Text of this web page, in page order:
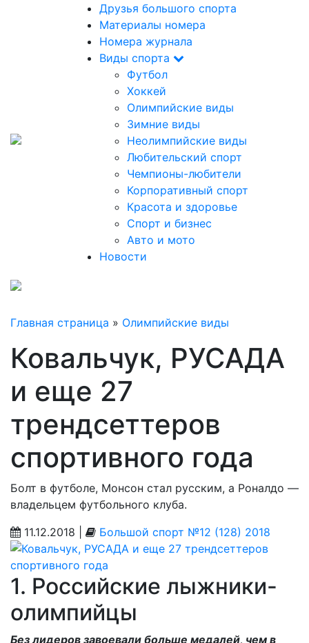
Друзья большого спорта
Материалы номера
Номера журнала
Виды спорта
Футбол
Хоккей
Олимпийские виды
Зимние виды
Неолимпийские виды
Любительский спорт
Чемпионы-любители
Корпоративный спорт
Красота и здоровье
Спорт и бизнес
Авто и мото
Новости
Главная страница » Олимпийские виды
Ковальчук, РУСАДА
и еще 27
трендсеттеров
спортивного года
Болт в футболе, Монсон стал русским, а Роналдо —
владельцем футбольного клуба.
11.12.2018 |
Большой спорт №12 (128) 2018
1. Российские лыжники-
олимпийцы
Без лидеров завоевали больше медалей, чем в